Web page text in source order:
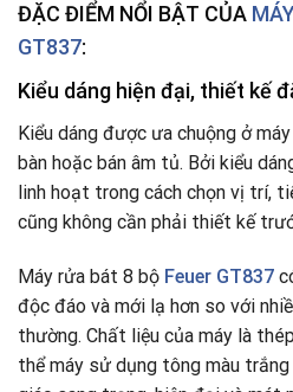
ĐẶC ĐIỂM NỔI BẬT CỦA
GT837:
Kiểu dáng hiện đại, thiết kế
Kiểu dáng được ưa chuộng ở
bàn hoặc bán âm tủ. Bởi kiểu
linh hoạt trong cách chọn vị trí,
cũng không cần phải thiết kế
Máy rửa bát 8 bộ Feuer GT837
độc đáo và mới lạ hơn so với
thường. Chất liệu của máy là
thể máy sử dụng tông màu